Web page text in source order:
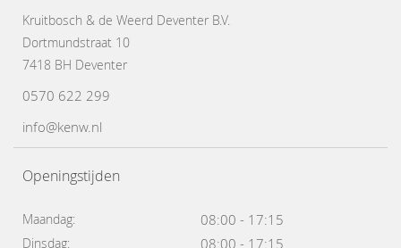
Kruitbosch & de Weerd Deventer B.V.
Dortmundstraat 10
7418 BH Deventer
0570 622 299
info@kenw.nl
Openingstijden
Maandag: 08:00 - 17:15
Dinsdag: 08:00 - 17:15